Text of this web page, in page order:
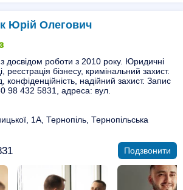
Юрій Олегович
досвідом роботи з 2010 року. Юридичні
реєстрація бізнесу, кримінальний захист.
конфіденційність, надійний захист. Запис
98 432 5831, адреса: вул.
1А, Тернопіль, Тернопільська
Подзвонити